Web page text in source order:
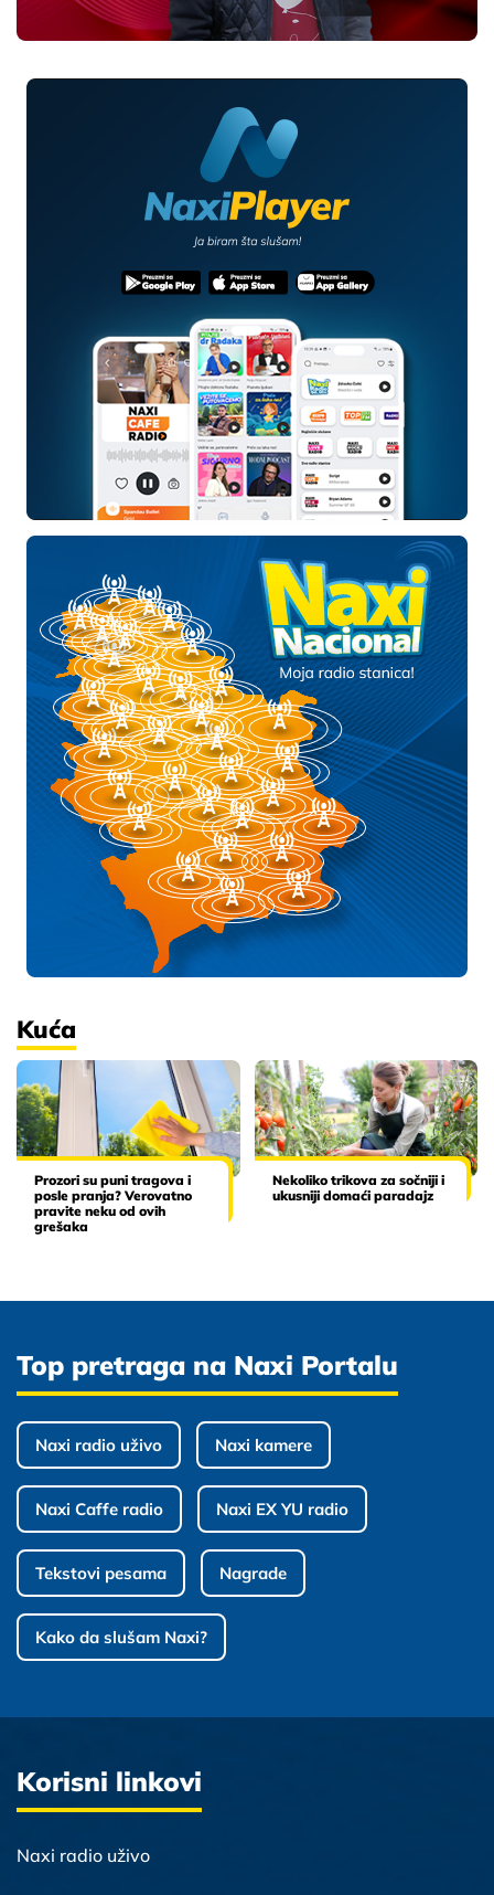
Kuća
Prozori su puni tragova i
posle pranja? Verovatno
pravite neku od ovih
grešaka
Nekoliko trikova za sočniji i
ukusniji domaći paradajz
Top pretraga na Naxi Portalu
Naxi radio uživo Naxi kamere
Naxi Caffe radio Naxi EX YU radio
Tekstovi pesama Nagrade
Kako da slušam Naxi?
Korisni linkovi
Naxi radio uživo